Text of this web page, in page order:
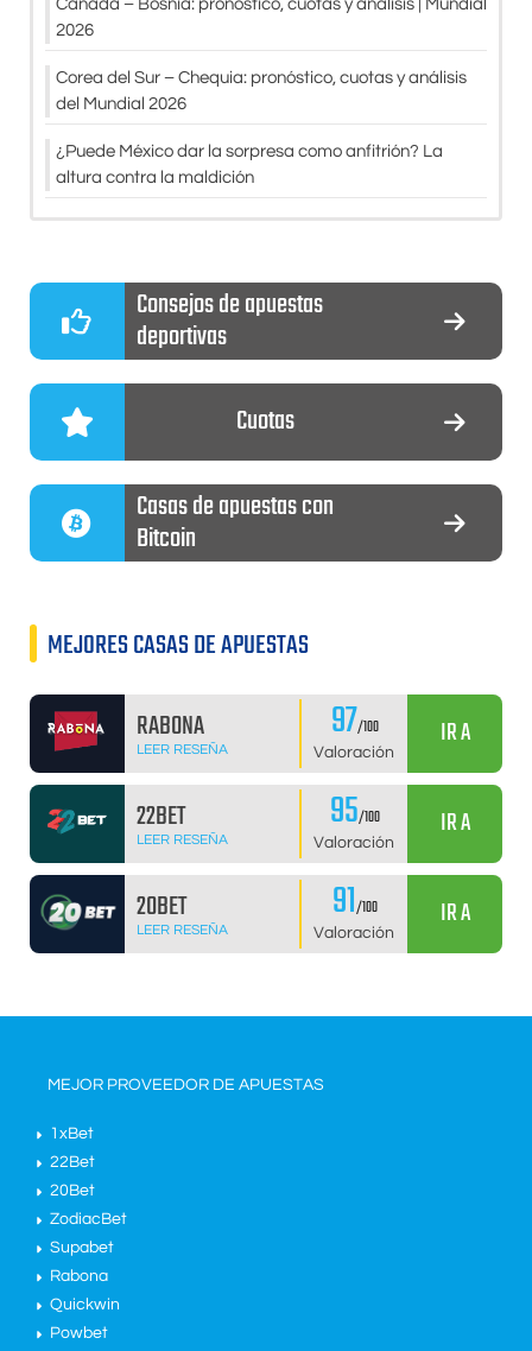
Canadá – Bosnia: pronóstico, cuotas y análisis | Mundial
2026
Corea del Sur – Chequia: pronóstico, cuotas y análisis
del Mundial 2026
¿Puede México dar la sorpresa como anfitrión? La
altura contra la maldición
Consejos de apuestas
deportivas
Cuotas
Casas de apuestas con
Bitcoin
MEJORES CASAS DE APUESTAS
RABONA
LEER RESEÑA 97/100
Valoración
IR A
22BET
LEER RESEÑA 95/100
Valoración
IR A
20BET
LEER RESEÑA 91/100
Valoración
IR A
MEJOR PROVEEDOR DE APUESTAS
1xBet
22Bet
20Bet
ZodiacBet
Supabet
Rabona
Quickwin
Powbet